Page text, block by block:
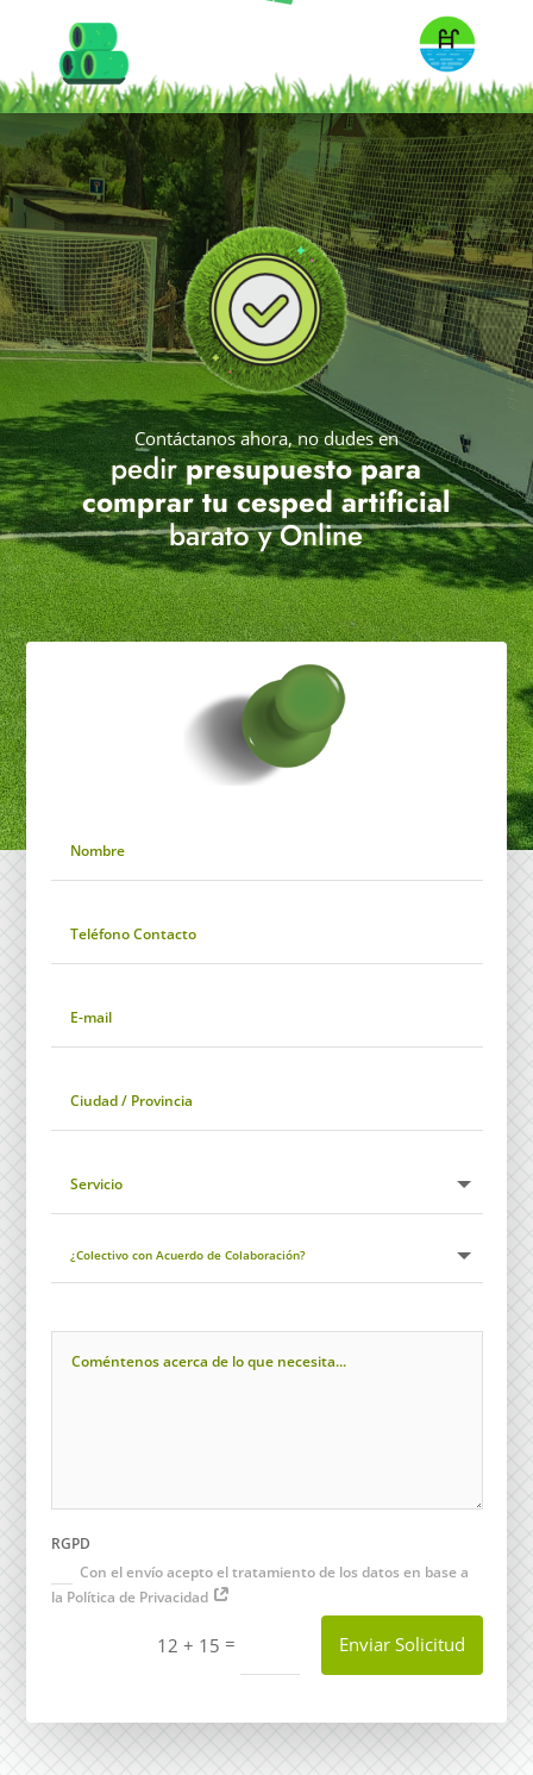
Contáctanos ahora, no dudes en
pedirpresupuesto para
comprar tu cesped artificial
barato y Online
RGPD
Con el envío acepto el tratamiento de los datos en base a
la Política de Privacidad
12 + 15 = Enviar Solicitud